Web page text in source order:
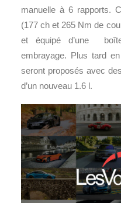
manuelle à 6 rapports.
(177 ch et 265 Nm de
et équipé d’une
embrayage. Plus tard
seront proposés avec
d’un nouveau 1.6 l.